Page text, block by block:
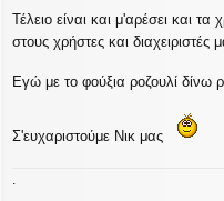
μ
ο
ε
η
Τέλειο είναι και μ'αρέσει και
στους χρήστες και διαχειριστές
Εγώ με το φούξια ροζουλί δίνω
Σ'ευχαριστούμε Νικ μας
.